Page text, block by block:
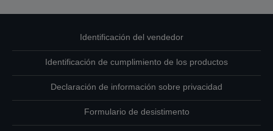
Identificación del vendedor
Identificación de cumplimiento de los productos
Declaración de información sobre privacidad
Formulario de desistimento